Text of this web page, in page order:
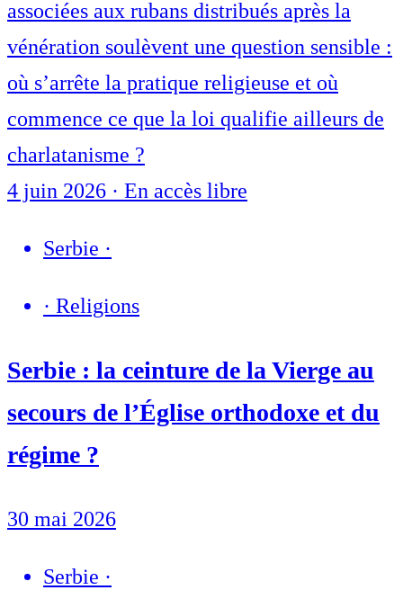
associées aux rubans distribués après la
vénération soulèvent une question sensible :
où s’arrête la pratique religieuse et où
commence ce que la loi qualifie ailleurs de
charlatanisme ?
4 juin 2026 · En accès libre
Serbie ·
· Religions
Serbie : la ceinture de la Vierge au
secours de l’Église orthodoxe et du
régime ?
30 mai 2026
Serbie ·